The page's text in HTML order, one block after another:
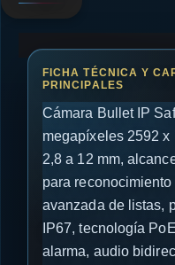
Cámara Bullet IP
megapíxeles 2592 x
2,8 a 12 mm,
para
avanzada de listas,
IP67, tecnología
alarma, audio